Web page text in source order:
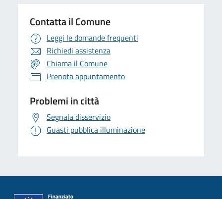
Contatta il Comune
Leggi le domande frequenti
Richiedi assistenza
Chiama il Comune
Prenota appuntamento
Problemi in città
Segnala disservizio
Guasti pubblica illuminazione